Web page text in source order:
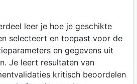
leer je hoe je geschikte
selecteert en toepast voor de
en gegevens uit
Je leert resultaten van
kritisch beoordelen